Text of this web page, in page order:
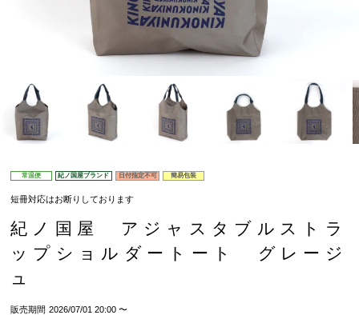
常温便 紀ノ国屋ブランド 日付指定不可 簡易包装
短冊対応はお断りしております
紀ノ国屋 アジャスタブルストラ
ップショルダートート グレージ
ュ
販売期間 2026/07/01 20:00 〜